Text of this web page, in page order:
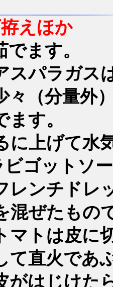
えほか
でます。
スパラガス
々（分量外
ます。
に上げて水
ビゴットソ
レンチドレ
混ぜたもの
マトは皮に
て直火であ
がはじけた